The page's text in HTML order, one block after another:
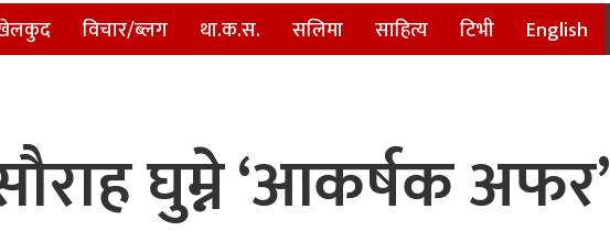
विचार/ब्लग था.क.स. सलिमा साहित्य टिभी English
घुम्ने ‘आकर्षक अफर’